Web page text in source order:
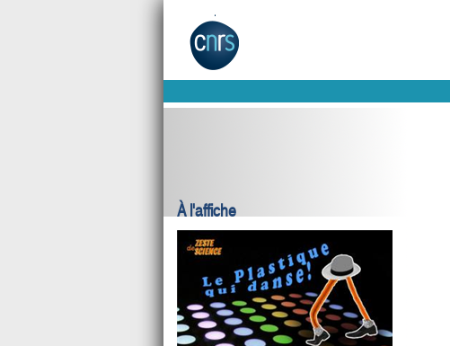
À l'affiche